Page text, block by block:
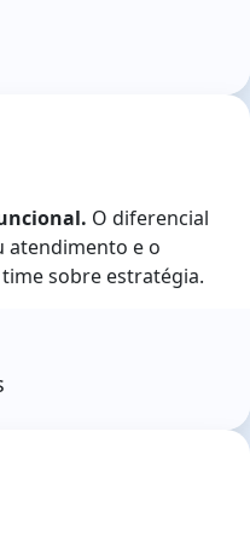
O diferencial
atendimento e o
sobre estratégia.